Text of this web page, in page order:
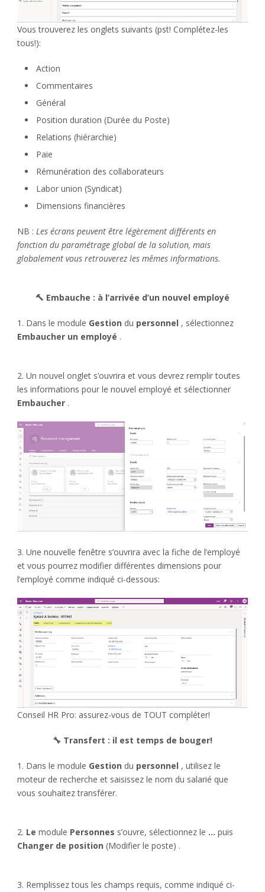
Vous trouverez les onglets suivants (pst! Complétez-les
tous!):
Action
Commentaires
Général
Position duration (Durée du Poste)
Relations (hiérarchie)
Paie
Rémunération des collaborateurs
Labor union (Syndicat)
Dimensions financières
NB : Les écrans peuvent être légèrement différents en
fonction du paramétrage global de la solution, mais
globalement vous retrouverez les mêmes informations.
🔨 Embauche : à l’arrivée d’un nouvel employé
1. Dans le module Gestion du personnel , sélectionnez
Embaucher un employé .
2. Un nouvel onglet s’ouvrira et vous devrez remplir toutes
les informations pour le nouvel employé et sélectionner
Embaucher .
3. Une nouvelle fenêtre s’ouvrira avec la fiche de l’employé
et vous pourrez modifier différentes dimensions pour
l’employé comme indiqué ci-dessous:
Conseil HR Pro: assurez-vous de TOUT compléter!
🔧 Transfert : il est temps de bouger!
1. Dans le module Gestion du personnel , utilisez le
moteur de recherche et saisissez le nom du salarié que
vous souhaitez transférer.
2. Le module Personnes s’ouvre, sélectionnez le … puis
Changer de position (Modifier le poste) .
3. Remplissez tous les champs requis, comme indiqué ci-